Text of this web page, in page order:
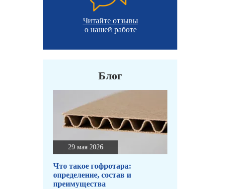
Читайте отзывы
о нашей работе
Блог
29 мая 2026
Что такое гофротара:
определение, состав и
преимущества